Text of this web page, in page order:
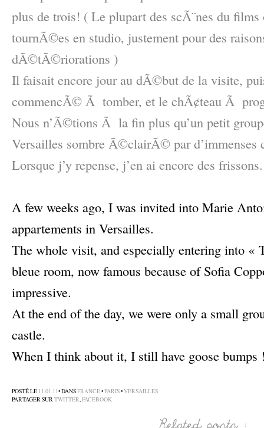
plus de trois! ( Le plupart des scÃ¨nes du
tournÃ©es en studio, justement pour des
dÃ©tÃ©riorations )
Il faisait encore jour au dÃ©but de la visite,
commencÃ© Ã tomber, et le chÃ¢teau Ã
Nous n’Ã©tions Ã la fin plus qu’un petit
Versailles sombre Ã©clairÃ© par d’immenses
Lorsque j’y repense, j’en ai encore des frissons.
A few weeks ago, I was invited into Marie
appartements in Versailles.
The whole visit, and especially entering into «
bleue room, now famous because of Sofia
impressive.
At the end of the day, we were only a small
castle.
When I think about it, I still have goose bumps
POSTÉ LE 11.01.11• DANSFRANCE•PARIS•VERSAILLES
PARTAGER SURTWITTER,FACEBOOK